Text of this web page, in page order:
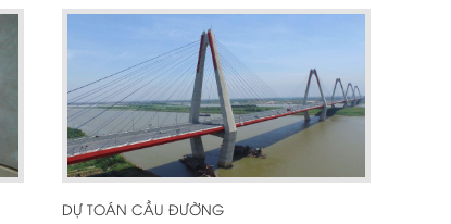
DỰ TOÁN CẦU ĐƯỜNG